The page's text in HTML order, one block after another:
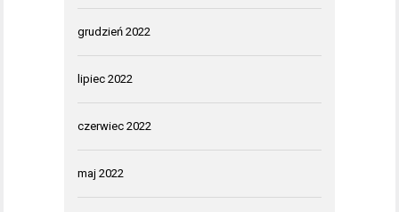
grudzień 2022
lipiec 2022
czerwiec 2022
maj 2022